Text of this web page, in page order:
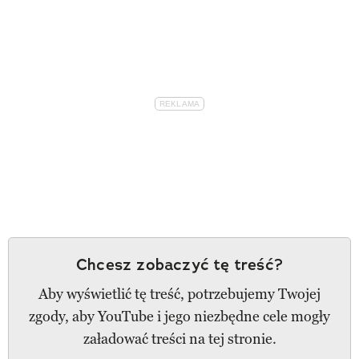
Chcesz zobaczyć tę treść?
Aby wyświetlić tę treść, potrzebujemy Twojej
zgody, aby YouTube i jego niezbędne cele mogły
załadować treści na tej stronie.